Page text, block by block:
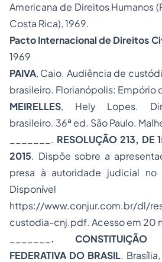
Americana de Direitos Humanos
Costa Rica), 1969.
Pacto Internacional de Direitos
1969
PAIVA, Caio. Audiência de
brasileiro. Florianópolis: Empório
MEIRELLES, Hely Lopes.
brasileiro. 36ª ed. São Paulo.
_______. RESOLUÇÃO 213, DE
2015. Dispõe sobre a
presa à autoridade judicial no
https://www.conjur.com.br/dl/
custodia-cnj.pdf. Acesso em 20
. CONSTITUIÇÃO
FEDERATIVA DO BRASIL.